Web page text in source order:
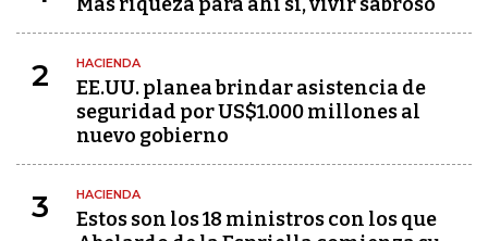
2 HACIENDA
EE.UU. planea brindar asistencia de
seguridad por US$1.000 millones al
nuevo gobierno
3 HACIENDA
Estos son los 18 ministros con los que